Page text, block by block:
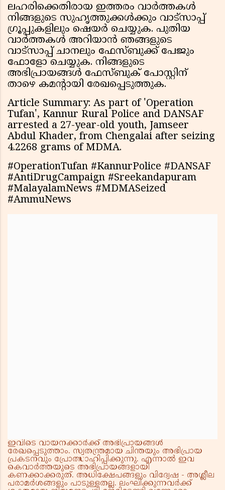
ലഹരിക്കെതിരായ ഇത്തരം വാർത്തകൾ
നിങ്ങളുടെ സുഹൃത്തുക്കൾക്കും വാട്സാപ്പ്
ഗ്രൂപ്പുകളിലും ഷെയർ ചെയ്യുക. പുതിയ
വാർത്തകൾ അറിയാൻ ഞങ്ങളുടെ
വാട്സാപ്പ് ചാനലും ഫേസ്ബുക്ക് പേജും
ഫോളോ ചെയ്യുക. നിങ്ങളുടെ
അഭിപ്രായങ്ങൾ ഫേസ്ബുക് പോസ്റ്റിന്
താഴെ കമൻ്റായി രേഖപ്പെടുത്തുക.
Article Summary: As part of 'Operation
Tufan', Kannur Rural Police and DANSAF
arrested a 27-year-old youth, Jamseer
Abdul Khader, from Chengalai after seizing
4.2268 grams of MDMA.
#OperationTufan #KannurPolice #DANSAF
#AntiDrugCampaign #Sreekandapuram
#MalayalamNews #MDMASeized
#AmmuNews
ഇവിടെ വായനക്കാർക്ക് അഭിപ്രായങ്ങൾ
രേഖപ്പെടുത്താം. സ്വതന്ത്രമായ ചിന്തയും അഭിപ്രായ
പ്രകടനവും പ്രോത്സാഹിപ്പിക്കുന്നു. എന്നാൽ ഇവ
കെവാർത്തയുടെ അഭിപ്രായങ്ങളായി
കണക്കാക്കരുത്. അധിക്ഷേപങ്ങളും വിദ്വേഷ - അശ്ലീല
പരാമർശങ്ങളും പാടുള്ളതല്ല. ലംഘിക്കുന്നവർക്ക്